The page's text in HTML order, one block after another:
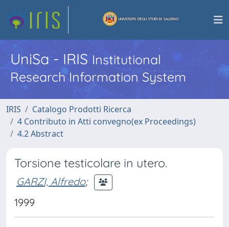
UniSa - IRISInstitutional
Research Information System
IRIS
Catalogo Prodotti Ricerca
4 Contributo in Atti convegno(ex Proceedings)
4.2 Abstract
Torsione testicolare in utero.
GARZI, Alfredo;
1999